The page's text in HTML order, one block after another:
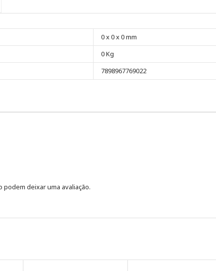
0 x 0 x 0 mm
0 Kg
7898967769022
deixar uma avaliação.